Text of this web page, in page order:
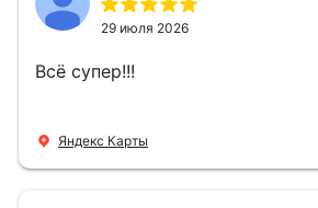
29 июля 2026
Всё супер!!!
Яндекс Карты